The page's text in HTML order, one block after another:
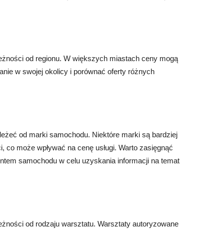
od regionu. W większych miastach ceny mogą
w swojej okolicy i porównać oferty różnych
od marki samochodu. Niektóre marki są bardziej
może wpływać na cenę usługi. Warto zasięgnąć
samochodu w celu uzyskania informacji na temat
od rodzaju warsztatu. Warsztaty autoryzowane